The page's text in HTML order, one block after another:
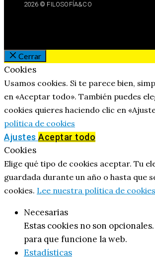
2026 © FILOSOFÍA&CO
Cerrar
Cookies
Usamos cookies. Si te parece bien,
en «Aceptar todo». También puedes
cookies quieres haciendo clic en
política de cookies
Ajustes Aceptar todo
Cookies
Elige qué tipo de cookies aceptar. Tu
guardada durante un año o hasta que
cookies. Lee nuestra política de cookies
Necesarias
Estas cookies no son
para que funcione la web.
Estadísticas